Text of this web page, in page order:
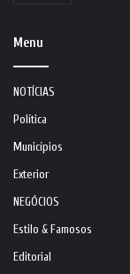
Menu
NOTÍCIAS
Política
Municípios
Exterior
NEGÓCIOS
Estilo & Famosos
Editorial